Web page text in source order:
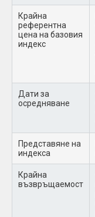
Крайна
референтна
цена на базовия
индекс
Дати за
осредняване
Представяне на
индекса
Крайна
възвръщаемост